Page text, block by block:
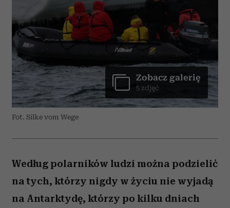
Fot. Silke vom Wege
Zobacz galerię
5 zdjęć
Według polarników ludzi można podzielić
na tych, którzy nigdy w życiu nie wyjadą
na Antarktydę, którzy po kilku dniach